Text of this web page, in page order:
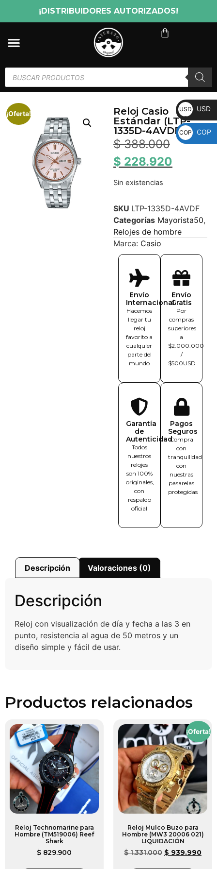
¡DISTRIBUIDORES AUTORIZADOS!
¡Oferta!
Reloj Casio
Estándar (LTP-
1335D-4AVDF)
$388.000
$ 228.920
Sin existencias
SKU LTP-1335D-4AVDF
Categorías Mayorista50,
Relojes de hombre
Marca: Casio
Envío
Internacional
Hacemos
llegar tu
reloj
favorito a
cualquier
parte del
mundo
Envío
Gratis
Por
compras
superiores
a
$2.000.000
/
$500USD
Garantía
de
Autenticidad
Todos
nuestros
relojes
son 100%
originales,
con
respaldo
oficial
Pagos
Seguros
Compra
con
tranquilidad
con
nuestras
pasarelas
protegidas
Descripción Valoraciones (0)
Descripción
Reloj con visualización de día y fecha a las 3 en
punto, resistencia al agua de 50 metros y un
diseño simple y fácil de usar.
Productos relacionados
Reloj Technomarine para
Hombre (TM519006) Reef
Shark
$ 829.900
¡Oferta!
Reloj Mulco Buzo para
Hombre (MW3 20006 021)
LIQUIDACIÓN
$1.331.000 $ 939.990
USD USD
COP COP